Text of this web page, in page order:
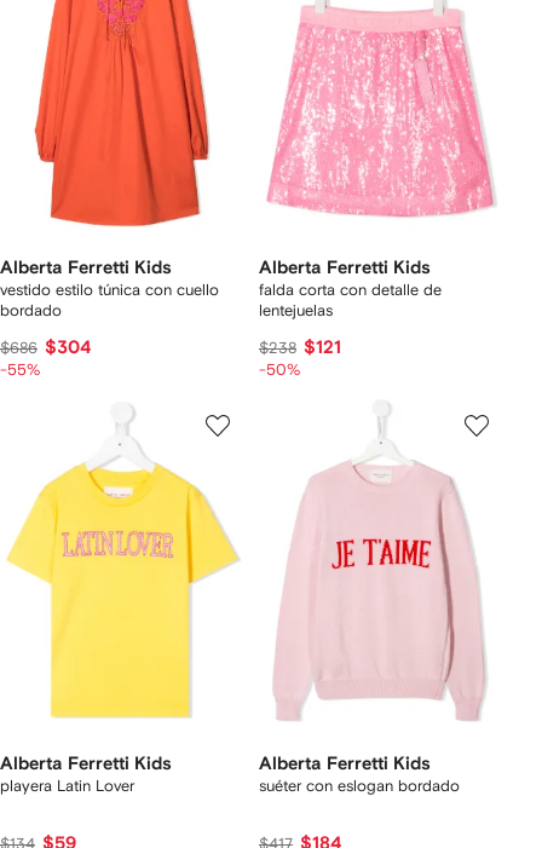
Alberta Ferretti Kids
vestido estilo túnica con cuello
bordado
$686 $304
-55%
Alberta Ferretti Kids
falda corta con detalle de
lentejuelas
$238 $121
-50%
Alberta Ferretti Kids
playera Latin Lover
$134 $59
Alberta Ferretti Kids
suéter con eslogan bordado
$417 $184